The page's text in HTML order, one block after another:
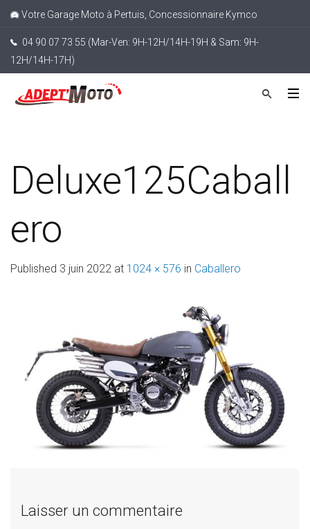
Votre Garage Moto à Pertuis, Concessionnaire Kymco
04 90 07 73 55 (Mar-Ven: 9H-12H/14H-19H & Sam: 9H-
12H/14H-17H)
Deluxe125Caball
ero
Published 3 juin 2022 at 1024 × 576 in Caballero
Laisser un commentaire